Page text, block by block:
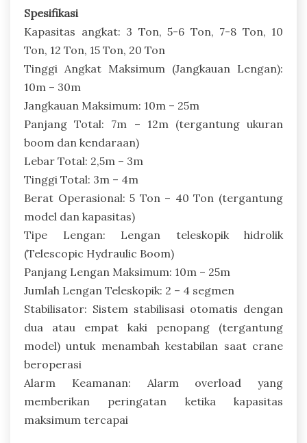
Spesifikasi
Kapasitas angkat: 3 Ton, 5-6 Ton, 7-8 Ton, 10
Ton, 12 Ton, 15 Ton, 20 Ton
Tinggi Angkat Maksimum (Jangkauan Lengan):
10m – 30m
Jangkauan Maksimum: 10m – 25m
Panjang Total: 7m – 12m (tergantung ukuran
boom dan kendaraan)
Lebar Total: 2,5m – 3m
Tinggi Total: 3m – 4m
Berat Operasional: 5 Ton – 40 Ton (tergantung
model dan kapasitas)
Tipe Lengan: Lengan teleskopik hidrolik
(Telescopic Hydraulic Boom)
Panjang Lengan Maksimum: 10m – 25m
Jumlah Lengan Teleskopik: 2 – 4 segmen
Stabilisator: Sistem stabilisasi otomatis dengan
dua atau empat kaki penopang (tergantung
model) untuk menambah kestabilan saat crane
beroperasi
Alarm Keamanan: Alarm overload yang
memberikan peringatan ketika kapasitas
maksimum tercapai